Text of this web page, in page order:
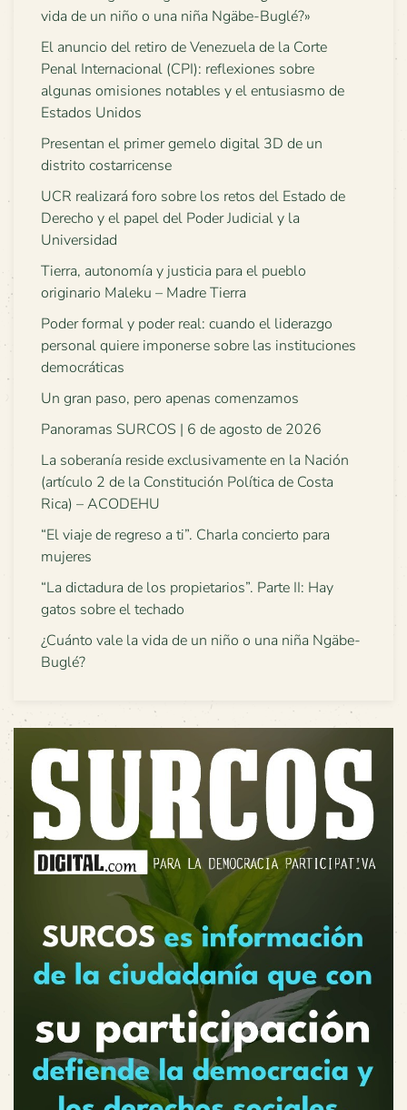
vida de un niño o una niña Ngäbe-Buglé?»
El anuncio del retiro de Venezuela de la Corte
Penal Internacional (CPI): reflexiones sobre
algunas omisiones notables y el entusiasmo de
Estados Unidos
Presentan el primer gemelo digital 3D de un
distrito costarricense
UCR realizará foro sobre los retos del Estado de
Derecho y el papel del Poder Judicial y la
Universidad
Tierra, autonomía y justicia para el pueblo
originario Maleku – Madre Tierra
Poder formal y poder real: cuando el liderazgo
personal quiere imponerse sobre las instituciones
democráticas
Un gran paso, pero apenas comenzamos
Panoramas SURCOS | 6 de agosto de 2026
La soberanía reside exclusivamente en la Nación
(artículo 2 de la Constitución Política de Costa
Rica) – ACODEHU
“El viaje de regreso a ti”. Charla concierto para
mujeres
“La dictadura de los propietarios”. Parte II: Hay
gatos sobre el techado
¿Cuánto vale la vida de un niño o una niña Ngäbe-
Buglé?